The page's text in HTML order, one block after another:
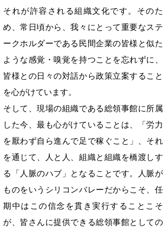
それが許容される組織文化です。そのた
め、常日頃から、我々にとって重要なステ
ークホルダーである民間企業の皆様と似た
ような感覚・嗅覚を持つことを忘れずに、
皆様との日々の対話から政策立案すること
を心がけています。
そして、現場の組織である総領事館に所属
した今、最も心がけていることは、「労力
を厭わず自ら進んで足で稼ぐこと」、それ
を通じて、人と人、組織と組織を橋渡しす
る「人脈のハブ」となることです。人脈が
ものをいうシリコンバレーだからこそ、任
期中はこの信念を貫き実行することこそ
が、皆さんに提供できる総領事館としての